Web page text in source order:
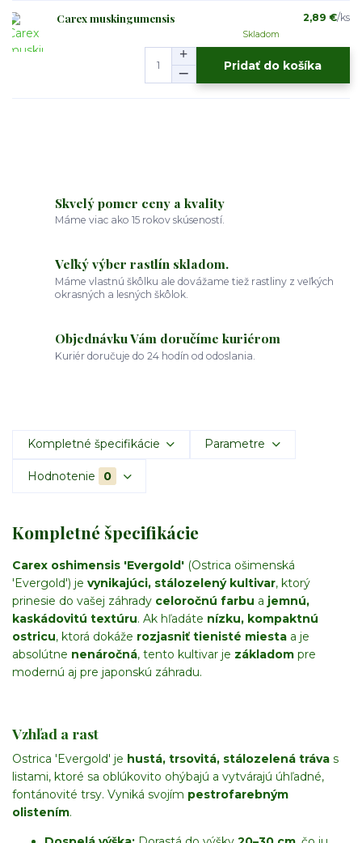
Carex muskingumensis 2,89 €/ks
Skladom
Pridať do košíka
Skvelý pomer ceny a kvality
Máme viac ako 15 rokov skúseností.
Veľký výber rastlín skladom.
Máme vlastnú škôlku ale dovážame tiež rastliny z veľkých
okrasných a lesných škôlok.
Objednávku Vám doručíme kuriérom
Kuriér doručuje do 24 hodín od odoslania.
Kompletné špecifikácie Parametre
Hodnotenie 0
Kompletné špecifikácie
Carex oshimensis 'Evergold' (Ostrica ošimenská
'Evergold') je vynikajúci, stálozelený kultivar, ktorý
prinesie do vašej záhrady celoročnú farbu a jemnú,
kaskádovitú textúru. Ak hľadáte nízku, kompaktnú
ostricu, ktorá dokáže rozjasniť tienisté miesta a je
absolútne nenáročná, tento kultivar je základom pre
modernú aj pre japonskú záhradu.
Vzhľad a rast
Ostrica 'Evergold' je hustá, trsovitá, stálozelená tráva s
listami, ktoré sa oblúkovito ohýbajú a vytvárajú úhľadné,
fontánovité trsy. Vyniká svojím pestrofarebným
olistením.